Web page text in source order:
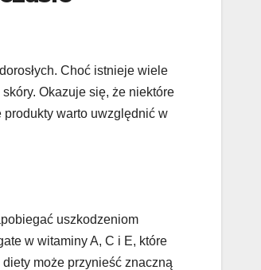
Choć istnieje wiele
Okazuje się, że niektóre
warto uwzględnić w
uszkodzeniom
w witaminy A, C i E, które
może przynieść znaczną